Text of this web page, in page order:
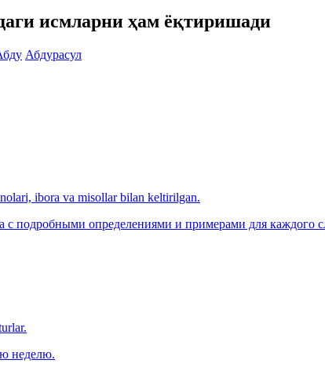
исмларни ҳам ёқтиришади
Абдурасул
ibora va misollar bilan keltirilgan.
подробными определениями и примерами для каждого
неделю.